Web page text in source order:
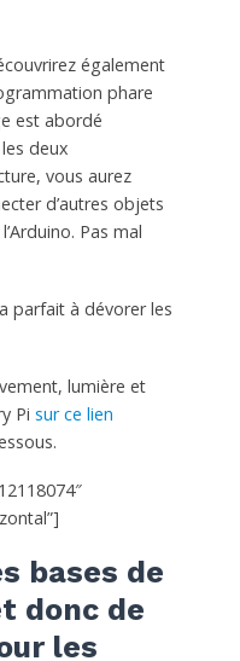
également
phare
est abordé
deux
vous aurez
d’autres objets
Pas mal
parfait à dévorer les
lumière et
Pi sur ce lien
bases de
donc de
les